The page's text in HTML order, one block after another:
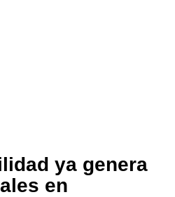
ya genera
en